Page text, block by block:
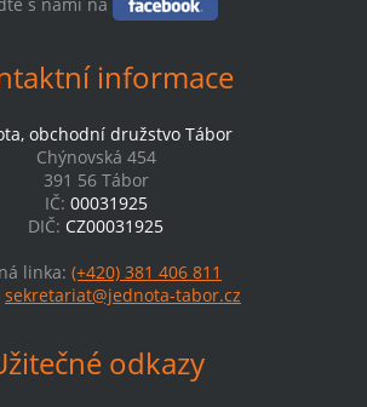
informace
obchodní družstvo Tábor
Chýnovská 454
391 56 Tábor
IČ: 00031925
DIČ: CZ00031925
linka: (+420) 381 406 811
sekretariat@jednota-tabor.cz
odkazy